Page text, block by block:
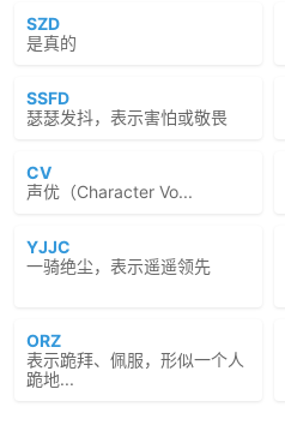
SZD
是真的
SSFD
瑟瑟发抖，表示害怕或敬畏
CV
声优（Character Vo...
YJJC
一骑绝尘，表示遥遥领先
ORZ
表示跪拜、佩服，形似一个人
跪地...